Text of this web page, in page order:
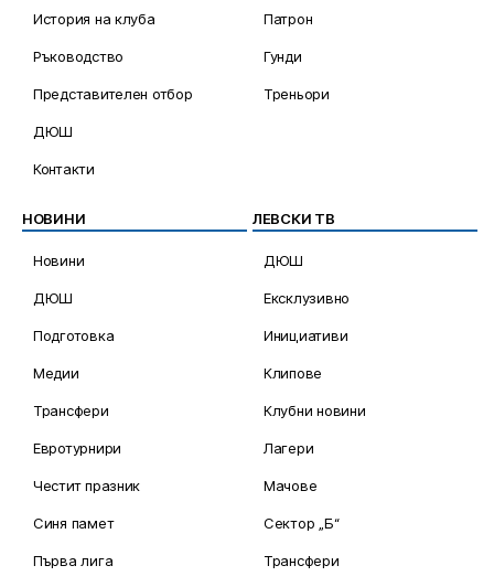
История на клуба
Ръководство
Представителен отбор
ДЮШ
Контакти
Патрон
Гунди
Треньори
НОВИНИ
Новини
ДЮШ
Подготовка
Медии
Трансфери
Евротурнири
Честит празник
Синя памет
Първа лига
ЛЕВСКИ ТВ
ДЮШ
Ексклузивно
Инициативи
Клипове
Клубни новини
Лагери
Мачове
Сектор „Б“
Трансфери